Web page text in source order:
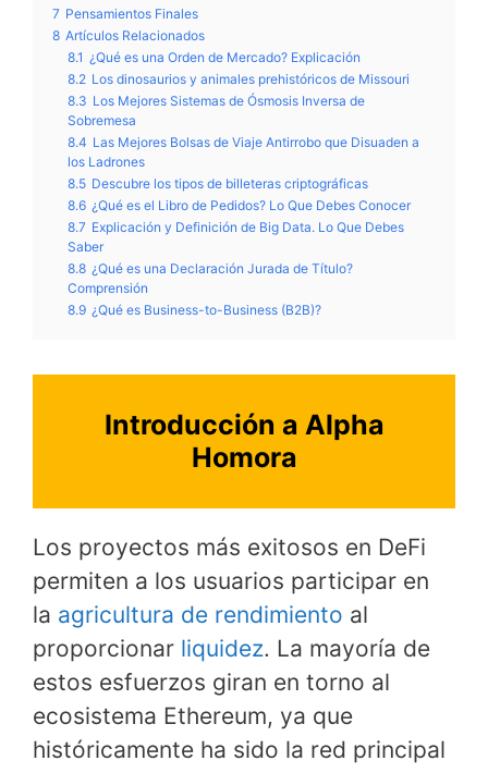
7 Pensamientos Finales
8 Artículos Relacionados
8.1 ¿Qué es una Orden de Mercado? Explicación
8.2 Los dinosaurios y animales prehistóricos de Missouri
8.3 Los Mejores Sistemas de Ósmosis Inversa de
Sobremesa
8.4 Las Mejores Bolsas de Viaje Antirrobo que Disuaden a
los Ladrones
8.5 Descubre los tipos de billeteras criptográficas
8.6 ¿Qué es el Libro de Pedidos? Lo Que Debes Conocer
8.7 Explicación y Definición de Big Data. Lo Que Debes
Saber
8.8 ¿Qué es una Declaración Jurada de Título?
Comprensión
8.9 ¿Qué es Business-to-Business (B2B)?
Introducción a Alpha
Homora
Los proyectos más exitosos en DeFi
permiten a los usuarios participar en
la agricultura de rendimiento al
proporcionar liquidez. La mayoría de
estos esfuerzos giran en torno al
ecosistema Ethereum, ya que
históricamente ha sido la red principal